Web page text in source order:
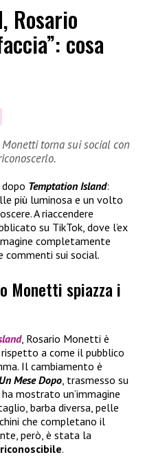
Rosario
cosa
torna sui social con
Temptation Island:
più luminosa e un volto
A riaccendere
su TikTok, dove l’ex
completamente
commenti sui social.
Monetti spiazza i
, Rosario Monetti è
a come il pubblico
Il cambiamento è
Un Mese Dopo, trasmesso su
mostrato un’immagine
barba diversa, pelle
che completano il
però, è stata la
.